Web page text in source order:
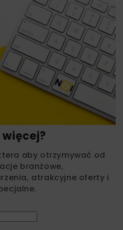
aby otrzymywać od
branżowe,
atrakcyjne oferty i